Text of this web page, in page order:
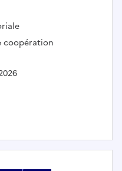
coopération
de secteur H/F -